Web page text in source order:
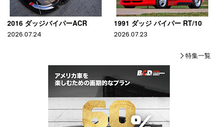
2016 ダッジバイパーACR
2026.07.24
1991 ダッジ バイパー RT/10
2026.07.23
特集一覧